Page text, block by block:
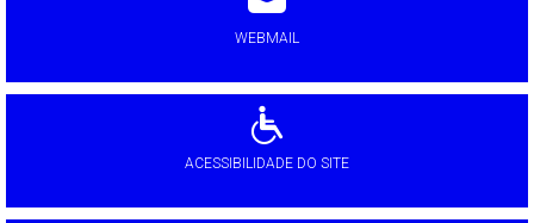
WEBMAIL
ACESSIBILIDADE DO SITE